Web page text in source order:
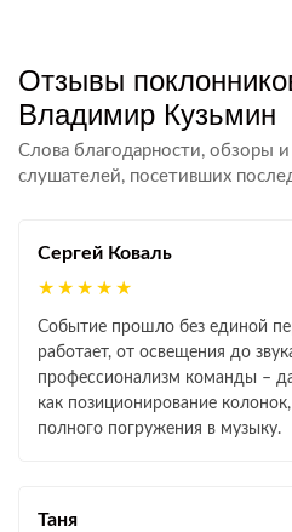
Отзывы
Владимир Кузьмин
Слова благодарности, обзоры
слушателей, посетивших
Сергей Коваль
★★★★★
Событие прошло без единой
работает, от освещения до
профессионализм команды –
как позиционирование
полного погружения в музыку.
Таня